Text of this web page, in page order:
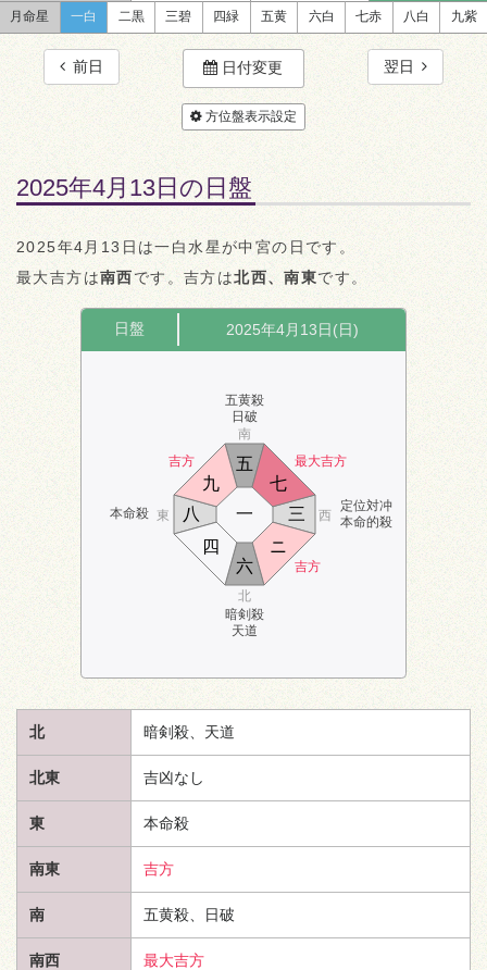
月命星 一白 二黒 三碧 四緑 五黄 六白 七赤 八白 九紫
前日 日付変更 翌日
方位盤表示設定
2025年4月13日の日盤
2025年4月13日は一白水星が中宮の日です。
最大吉方は南西です。吉方は北西、南東です。
日盤 2025年4月13日(日)
吉方
五黄殺
日破
最大吉方
本命殺
定位対冲
本命的殺
暗剣殺
天道
吉方
南
北
東 西
六
七
八
九
一
ニ
三
四
五
北 暗剣殺、 天道
北東 吉凶なし
東 本命殺
南東 吉方
南 五黄殺、日破
南西 最大吉方